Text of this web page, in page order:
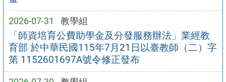
2026-07-31 教學組
「師資培育公費助學金及分發服務辦法」業經教
育部 於中華民國115年7月21日以臺教師（二）字
第 1152601697A號令修正發布